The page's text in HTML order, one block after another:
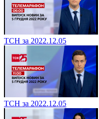
ТСН за 2022.12.05
ТСН за 2022.12.05